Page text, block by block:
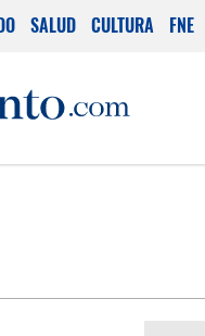
SALUD CULTURA FNE